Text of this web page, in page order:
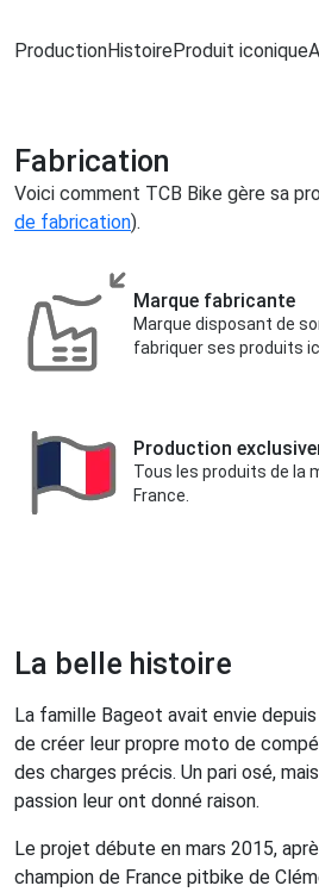
ProductionHistoireProduit iconique
Fabrication
Voici comment TCB Bike gère sa
de fabrication).
Marque fabricante
Marque disposant de
fabriquer ses produits
Production
Tous les produits de la
France.
La belle histoire
La famille Bageot avait envie
de créer leur propre moto de
des charges précis. Un pari osé,
passion leur ont donné raison.
Le projet débute en mars 2015,
champion de France pitbike de